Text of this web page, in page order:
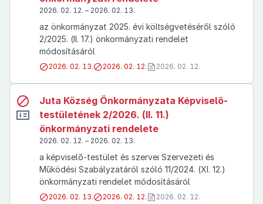
2026. 02. 12. – 2026. 02. 13.
az önkormányzat 2025. évi költségvetéséről szóló
2/2025. (II. 17.) önkormányzati rendelet
módosításáról
2026. 02. 13. 2026. 02. 12. 2026. 02. 12.
Juta Község Önkormányzata Képviselő-
testületének 2/2026. (II. 11.)
önkormányzati rendelete
2026. 02. 12. – 2026. 02. 13.
a képviselő-testület és szervei Szervezeti és
Működési Szabályzatáról szóló 11/2024. (XI. 12.)
önkormányzati rendelet módosításáról
2026. 02. 13. 2026. 02. 12. 2026. 02. 12.